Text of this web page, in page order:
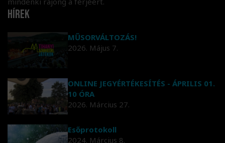
Hírek
MŰSORVÁLTOZÁS!
2026. Május 7.
ONLINE JEGYÉRTÉKESÍTÉS - ÁPRILIS 01.
10 ÓRA
2026. Március 27.
Esőprotokoll
2024. Március 8.